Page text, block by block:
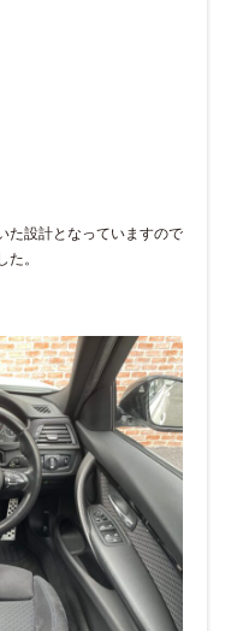
た設計となっていますので
。